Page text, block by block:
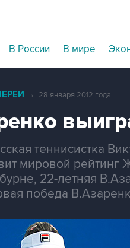
В России В мире
→ 28 января 2012 года
теннисистка
мировой рейтинг
22-летняя
победа